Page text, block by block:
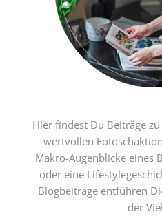
Hier findest Du Beiträge
wertvollen
Makro-Augenblicke eines
oder eine
Blogbeiträge entführen
der